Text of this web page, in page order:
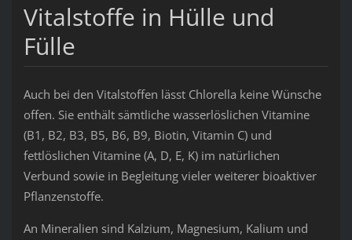
Vitalstoffe in Hülle und
Fülle
Auch bei den Vitalstoffen lässt Chlorella keine Wünsche
offen. Sie enthält sämtliche wasserlöslichen Vitamine
(B1, B2, B3, B5, B6, B9, Biotin, Vitamin C) und
fettlöslichen Vitamine (A, D, E, K) im natürlichen
Verbund sowie in Begleitung vieler weiterer bioaktiver
Pflanzenstoffe.
An Mineralien sind Kalzium, Magnesium, Kalium und